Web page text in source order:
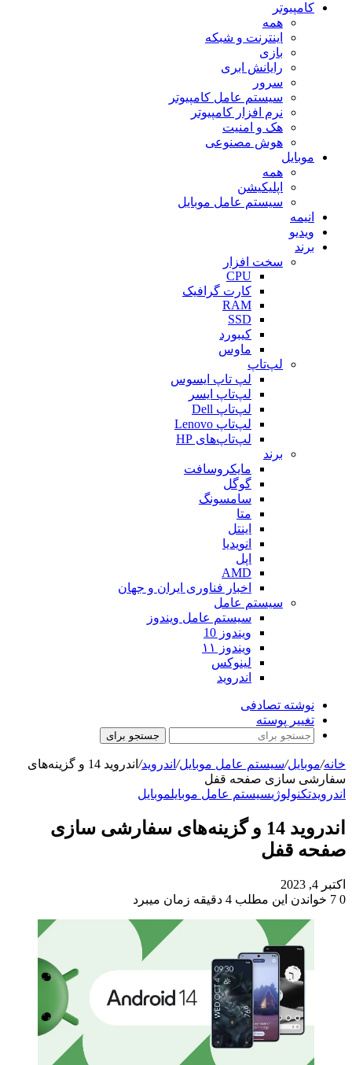
کامپیوتر
همه
اینترنت و شبکه
بازی
رایانش ابری
سرور
سیستم عامل کامپیوتر
نرم افزار کامپیوتر
هک و امنیت
هوش مصنوعی
موبایل
همه
اپلیکیشن
سیستم عامل موبایل
انیمه
ویدیو
برند
سخت افزار
CPU
کارت گرافیک
RAM
SSD
کیبورد
ماوس
لپ‌تاپ
لپ تاپ ایسوس
لپ‌تاپ ایسر
لپ‌تاپ Dell
لپ‌تاپ Lenovo
لپ‌تاپ‌های HP
برند
مایکروسافت
گوگل
سامسونگ
متا
اینتل
انویدیا
اپل
AMD
اخبار فناوری ایران و جهان
سیستم عامل
سیستم عامل ویندوز
ویندوز 10
ویندوز ۱۱
لینوکس
اندروید
نوشته تصادفی
تغییر پوسته
جستجو برای
خانه/موبایل/سیستم عامل موبایل/ اندروید/
اندروید 14 و گزینه‌های
سفارشی‌ سازی صفحه قفل
اندرویدتکنولوژیسیستم عامل موبایلموبایل
اندروید 14 و گزینه‌های سفارشی‌ سازی
صفحه قفل
اکتبر 4, 2023
0
خواندن این مطلب 4 دقیقه زمان میبرد